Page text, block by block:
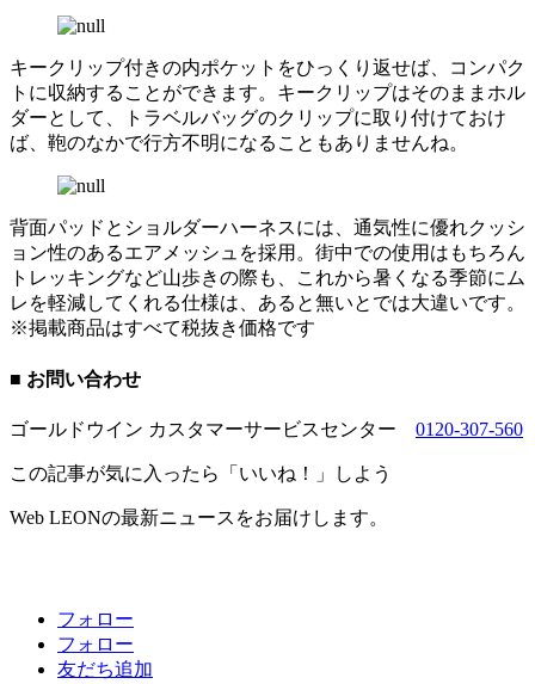
キークリップ付きの内ポケットをひっくり返せば、コンパク
トに収納することができます。キークリップはそのままホル
ダーとして、トラベルバッグのクリップに取り付けておけ
ば、鞄のなかで行方不明になることもありませんね。
背面パッドとショルダーハーネスには、通気性に優れクッシ
ョン性のあるエアメッシュを採用。街中での使用はもちろん
トレッキングなど山歩きの際も、これから暑くなる季節にム
レを軽減してくれる仕様は、あると無いとでは大違いです。
※掲載商品はすべて税抜き価格です
■ お問い合わせ
ゴールドウイン カスタマーサービスセンター 0120-307-560
この記事が気に入ったら「いいね！」しよう
Web LEONの最新ニュースをお届けします。
フォロー
フォロー
友だち追加